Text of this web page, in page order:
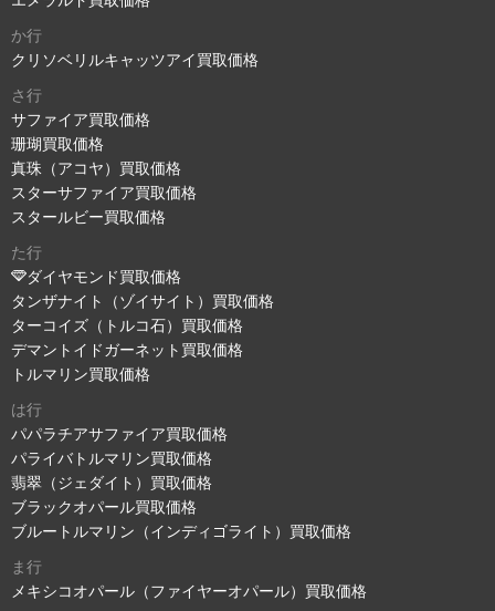
か行
クリソベリルキャッツアイ買取価格
さ行
サファイア買取価格
珊瑚買取価格
真珠（アコヤ）買取価格
スターサファイア買取価格
スタールビー買取価格
た行
ダイヤモンド買取価格
タンザナイト（ゾイサイト）買取価格
ターコイズ（トルコ石）買取価格
デマントイドガーネット買取価格
トルマリン買取価格
は行
パパラチアサファイア買取価格
パライバトルマリン買取価格
翡翠（ジェダイト）買取価格
ブラックオパール買取価格
ブルートルマリン（インディゴライト）買取価格
ま行
メキシコオパール（ファイヤーオパール）買取価格